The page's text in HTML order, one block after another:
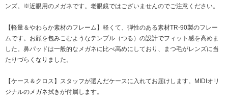
ンズ。※近眼用のメガネです。老眼鏡ではございませんのでご注意ください。
【軽量＆やわらか素材のフレーム】軽くて、弾性のある素材TR-90製のフレー
ムです。お顔を包みこむようなテンプル（つる）の設計でフィット感を高めま
した。鼻パッドは一般的なメガネに比べ高めにしており、まつ毛がレンズに当
たりづらくなりました。
【ケース＆クロス】スタッフが選んだケースに入れてお届けします。MIDIオリ
ジナルのメガネ拭きが付属します。